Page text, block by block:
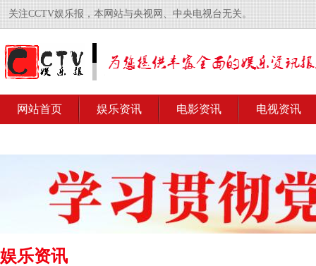
关注CCTV娱乐报，本网站与央视网、中央电视台无关。
网站首页 娱乐资讯 电影资讯 电视资讯
娱乐资讯